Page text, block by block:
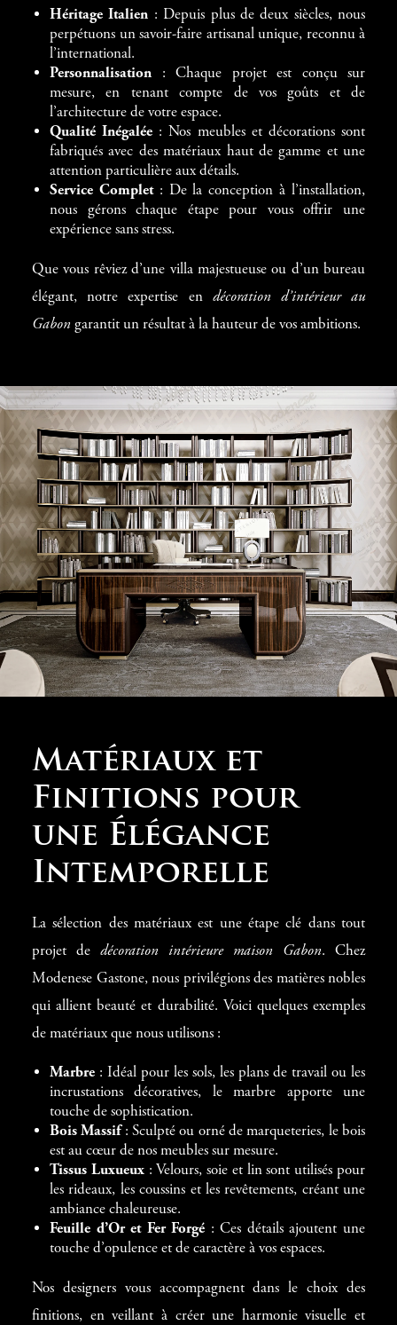
Héritage Italien : Depuis plus de deux siècles, nous
perpétuons un savoir-faire artisanal unique, reconnu à
l’international.
Personnalisation : Chaque projet est conçu sur
mesure, en tenant compte de vos goûts et de
l’architecture de votre espace.
Qualité Inégalée : Nos meubles et décorations sont
fabriqués avec des matériaux haut de gamme et une
attention particulière aux détails.
Service Complet: De la conception à l’installation,
nous gérons chaque étape pour vous offrir une
expérience sans stress.
Que vous rêviez d’une villa majestueuse ou d’un bureau
élégant, notre expertise en décoration d’intérieur au
Gabon garantit un résultat à la hauteur de vos ambitions.
Matériaux et
Finitions pour
une Élégance
Intemporelle
La sélection des matériaux est une étape clé dans tout
projet de décoration intérieure maison Gabon. Chez
Modenese Gastone, nous privilégions des matières nobles
qui allient beauté et durabilité. Voici quelques exemples
de matériaux que nous utilisons :
Marbre : Idéal pour les sols, les plans de travail ou les
incrustations décoratives, le marbre apporte une
touche de sophistication.
Bois Massif: Sculpté ou orné de marqueteries, le bois
est au cœur de nos meubles sur mesure.
Tissus Luxueux: Velours, soie et lin sont utilisés pour
les rideaux, les coussins et les revêtements, créant une
ambiance chaleureuse.
Feuille d’Or et Fer Forgé : Ces détails ajoutent une
touche d’opulence et de caractère à vos espaces.
Nos designers vous accompagnent dans le choix des
finitions, en veillant à créer une harmonie visuelle et